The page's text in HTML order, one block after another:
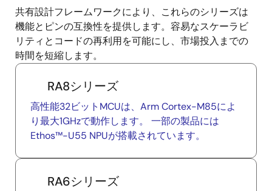
共有設計フレームワークにより、これらのシリーズは
機能とピンの互換性を提供します。容易なスケーラビ
リティとコードの再利用を可能にし、市場投入までの
時間を短縮します。
RA8シリーズ
高性能32ビットMCUは、Arm Cortex-M85によ
り最大1GHzで動作します。 一部の製品には
Ethos™-U55 NPUが搭載されています。
RA6シリーズ